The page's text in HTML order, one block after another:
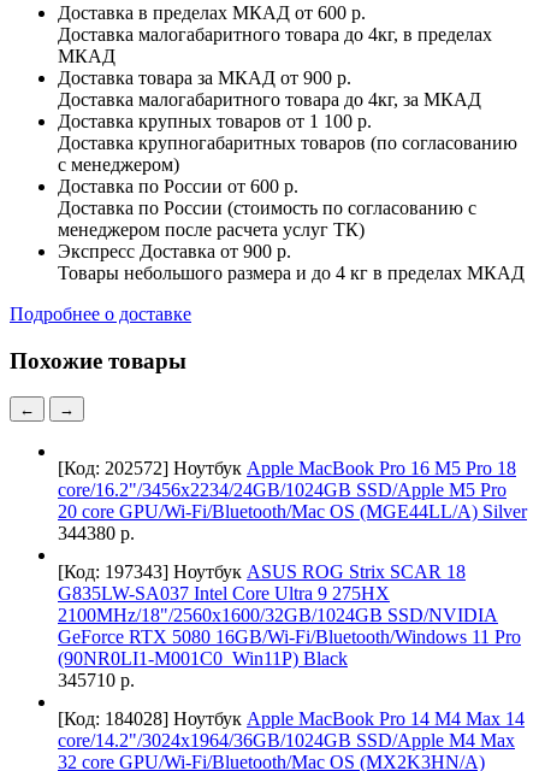
Доставка в пределах МКАД от 600 р.
Доставка малогабаритного товара до 4кг, в пределах
МКАД
Доставка товара за МКАД от 900 р.
Доставка малогабаритного товара до 4кг, за МКАД
Доставка крупных товаров от 1 100 р.
Доставка крупногабаритных товаров (по согласованию
с менеджером)
Доставка по России от 600 р.
Доставка по России (стоимость по согласованию с
менеджером после расчета услуг ТК)
Экспресс Доставка от 900 р.
Товары небольшого размера и до 4 кг в пределах МКАД
Подробнее о доставке
Похожие товары
← →
[Код: 202572] Ноутбук Apple MacBook Pro 16 M5 Pro 18
core/16.2"/3456x2234/24GB/1024GB SSD/Apple M5 Pro
20 core GPU/Wi-Fi/Bluetooth/Mac OS (MGE44LL/A) Silver
344380 р.
[Код: 197343] Ноутбук ASUS ROG Strix SCAR 18
G835LW-SA037 Intel Core Ultra 9 275HX
2100MHz/18"/2560х1600/32GB/1024GB SSD/NVIDIA
GeForce RTX 5080 16GB/Wi-Fi/Bluetooth/Windows 11 Pro
(90NR0LI1-M001C0_Win11P) Black
345710 р.
[Код: 184028] Ноутбук Apple MacBook Pro 14 M4 Max 14
core/14.2"/3024x1964/36GB/1024GB SSD/Apple M4 Max
32 core GPU/Wi-Fi/Bluetooth/Mac OS (MX2K3HN/A)